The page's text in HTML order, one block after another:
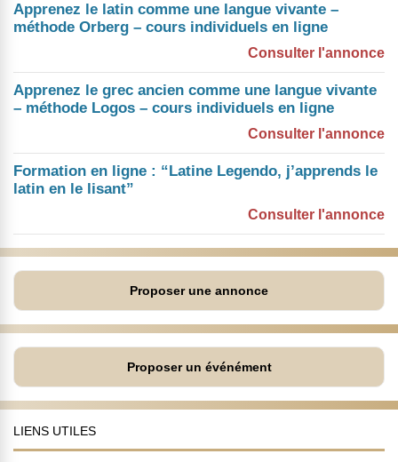
Apprenez le latin comme une langue vivante –
méthode Orberg – cours individuels en ligne
Consulter l'annonce
Apprenez le grec ancien comme une langue vivante
– méthode Logos – cours individuels en ligne
Consulter l'annonce
Formation en ligne : “Latine Legendo, j’apprends le
latin en le lisant”
Consulter l'annonce
Proposer une annonce
Proposer un événément
LIENS UTILES